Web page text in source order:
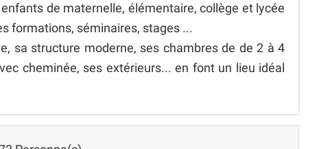
de maternelle, élémentaire, collège et lycée
formations, séminaires, stages ...
sa structure moderne, ses chambres de de 2 à 4
cheminée, ses extérieurs... en font un lieu idéal